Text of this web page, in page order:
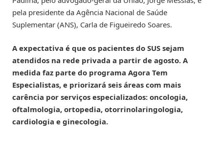
pela presidente da Agência Nacional de Saúde
Suplementar (ANS), Carla de Figueiredo Soares.
A expectativa é que os pacientes do SUS sejam
atendidos na rede privada a partir de agosto. A
medida faz parte do programa Agora Tem
Especialistas, e priorizará seis áreas com mais
carência por serviços especializados: oncologia,
oftalmologia, ortopedia, otorrinolaringologia,
cardiologia e ginecologia.